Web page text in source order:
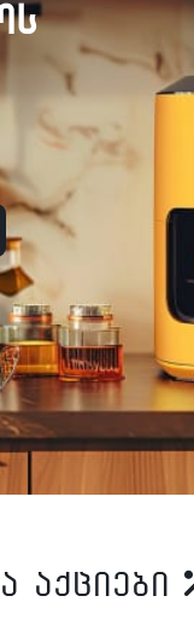
აქციები